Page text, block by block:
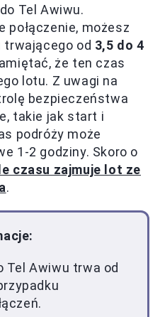
Tel Awiwu.
połączenie, możesz
trwającego od 3,5 do 4
że ten czas
lotu. Z uwagi na
bezpieczeństwa
takie jak start i
podróży może
1-2 godziny. Skoro o
czasu zajmuje lot ze
.
Tel Awiwu trwa od